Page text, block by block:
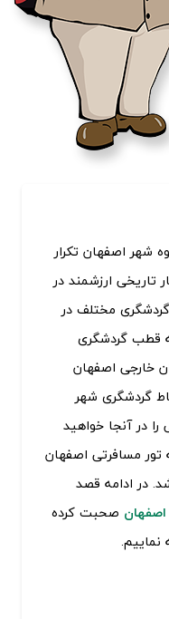
اصفهان تکرار
ارزشمند در
مختلف در
گردشگری
خارجی اصفهان
گردشگری شهر
در آنجا خواهید
مسافرتی اصفهان
در ادامه قصد
صحبت کرده